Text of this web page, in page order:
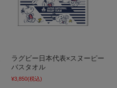
ラグビー日本代表×スヌーピー
バスタオル
¥3,850(税込)